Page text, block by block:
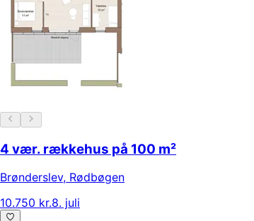
4 vær. rækkehus på 100 m²
Brønderslev, Rødbøgen
10.750 kr.8. juli